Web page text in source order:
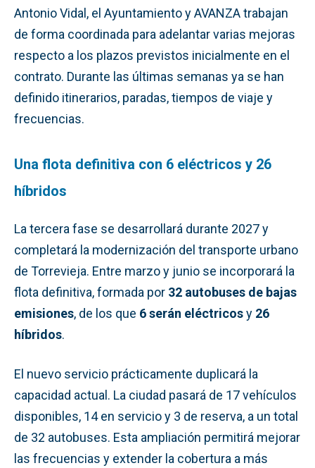
Antonio Vidal, el Ayuntamiento y AVANZA trabajan
de forma coordinada para adelantar varias mejoras
respecto a los plazos previstos inicialmente en el
contrato. Durante las últimas semanas ya se han
definido itinerarios, paradas, tiempos de viaje y
frecuencias.
Una flota definitiva con 6 eléctricos y 26
híbridos
La tercera fase se desarrollará durante 2027 y
completará la modernización del transporte urbano
de Torrevieja. Entre marzo y junio se incorporará la
flota definitiva, formada por 32 autobuses de bajas
emisiones, de los que 6 serán eléctricosy 26
híbridos.
El nuevo servicio prácticamente duplicará la
capacidad actual. La ciudad pasará de 17 vehículos
disponibles, 14 en servicio y 3 de reserva, a un total
de 32 autobuses. Esta ampliación permitirá mejorar
las frecuencias y extender la cobertura a más